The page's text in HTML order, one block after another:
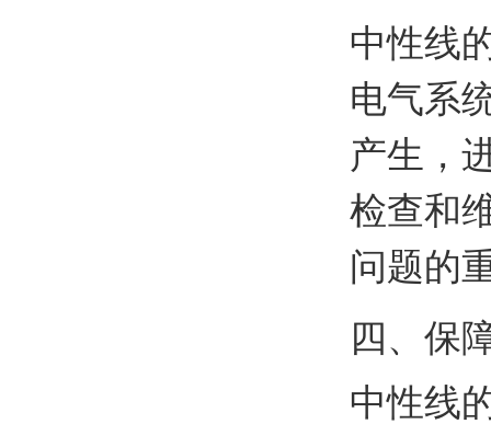
中性线
电气系
产生，
检查和
问题的
四、保
中性线